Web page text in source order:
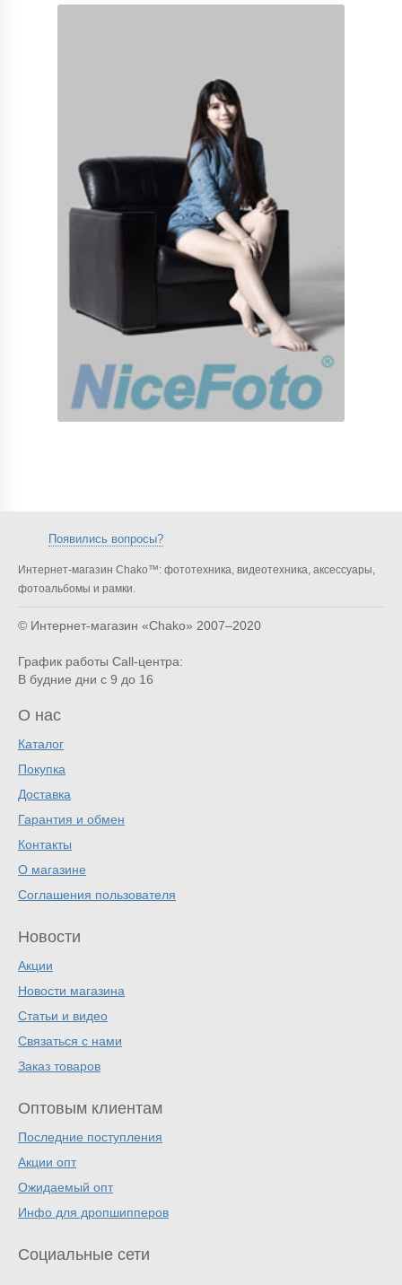
Появились вопросы?
Интернет-магазин Chako™: фототехника, видеотехника, аксессуары,
фотоальбомы и рамки.
© Интернет-магазин «Chako» 2007–2020
График работы Call-центра:
В будние дни с 9 до 16
О нас
Каталог
Покупка
Доставка
Гарантия и обмен
Контакты
О магазине
Соглашения пользователя
Новости
Акции
Новости магазина
Статьи и видео
Связаться с нами
Заказ товаров
Оптовым клиентам
Последние поступления
Акции опт
Ожидаемый опт
Инфо для дропшипперов
Социальные сети